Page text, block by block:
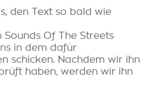
den Text so bald wie
Sounds Of The Streets
in dem dafür
schicken. Nachdem wir ihn
haben, werden wir ihn